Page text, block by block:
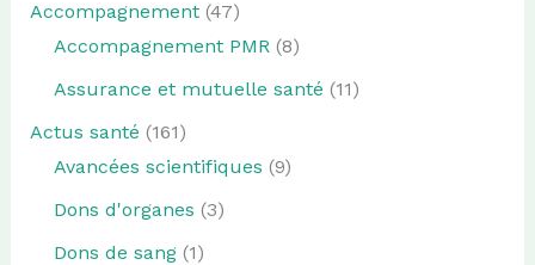
Accompagnement(47)
Accompagnement PMR (8)
Assurance et mutuelle santé (11)
Actus santé (161)
Avancées scientifiques (9)
Dons d'organes (3)
Dons de sang(1)